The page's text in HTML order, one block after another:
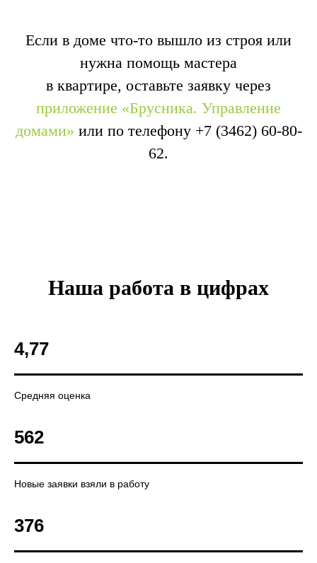
Если в доме что-то вышло из строя или
нужна помощь мастера
в квартире, оставьте заявку через
приложение «Брусника. Управление
домами» или по телефону +7 (3462) 60-80-
62.
Наша работа в цифрах
4,77
Средняя оценка
562
Новые заявки взяли в работу
376